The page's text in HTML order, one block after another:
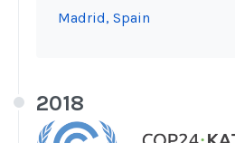
Madrid, Spain
2018